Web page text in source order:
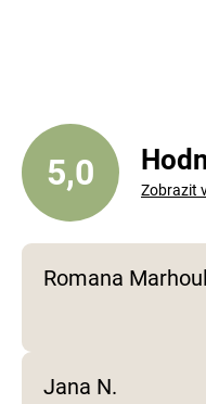
5,0 Zobrazit
Romana
Jana N.